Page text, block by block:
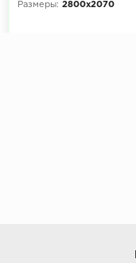
Размеры: 2800x2070